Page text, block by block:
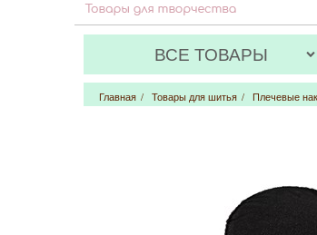
ВСЕ ТОВАРЫ
Главная / Товары для шитья / Плечевые